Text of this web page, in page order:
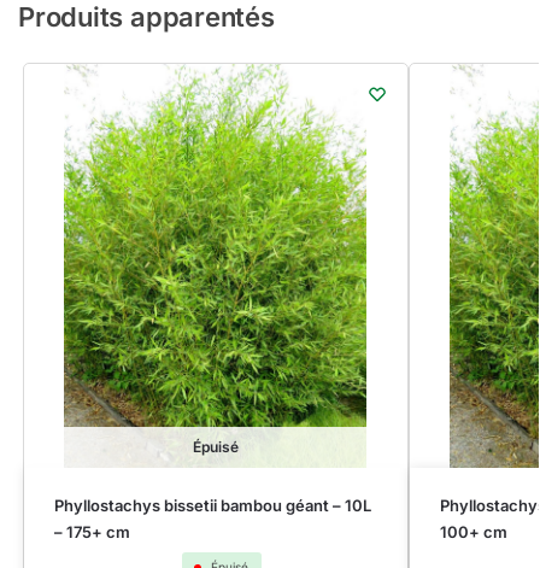
Produits apparentés
Épuisé
Phyllostachys bissetii bambou géant – 10L
– 175+ cm
100+ cm